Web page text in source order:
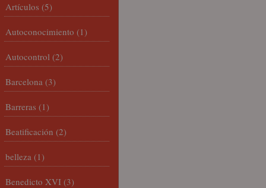
Artículos (5)
Autoconocimiento (1)
Autocontrol (2)
Barcelona (3)
Barreras (1)
Beatificación (2)
belleza (1)
Benedicto XVI (3)